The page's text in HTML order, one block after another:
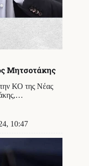
Μητσοτάκης
ΚΟ της Νέας
10:47